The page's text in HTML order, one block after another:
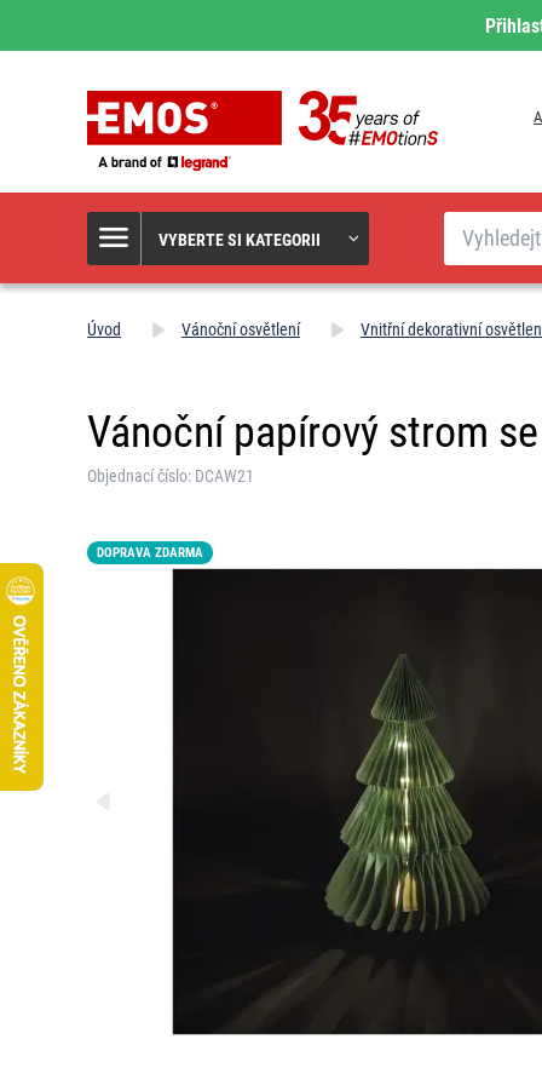
VYBERTE SI KATEGORII
Hledat
Úvod Vánoční osvětlení Vnitřní dekorativní
Vánoční papírový strom
Objednací číslo: DCAW21
DOPRAVA ZDARMA